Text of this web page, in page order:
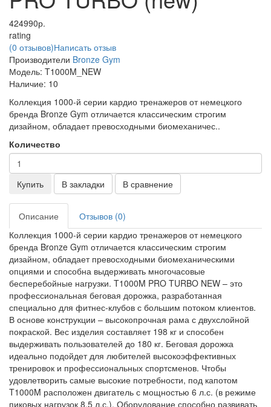
424990р.
rating
(0 отзывов)Написать отзыв
Производители Bronze Gym
Модель: T1000M_NEW
Наличие: 10
Коллекция 1000-й серии кардио тренажеров от немецкого
бренда Bronze Gym отличается классическим строгим
дизайном, обладает превосходными биомеханичес..
Количество
Купить В закладки В сравнение
Описание
Отзывов (0)
Коллекция 1000-й серии кардио тренажеров от немецкого
бренда Bronze Gym отличается классическим строгим
дизайном, обладает превосходными биомеханическими
опциями и способна выдерживать многочасовые
бесперебойные нагрузки. T1000M PRO TURBO NEW – это
профессиональная беговая дорожка, разработанная
специально для фитнес-клубов с большим потоком клиентов.
В основе конструкции – высокопрочная рама с двухслойной
покраской. Вес изделия составляет 198 кг и способен
выдерживать пользователей до 180 кг. Беговая дорожка
идеально подойдет для любителей высокоэффективных
тренировок и профессиональных спортсменов. Чтобы
удовлетворить самые высокие потребности, под капотом
T1000M расположен двигатель с мощностью 6 л.с. (в режиме
пиковых нагрузок 8,5 л.с.). Оборудование способно развивать